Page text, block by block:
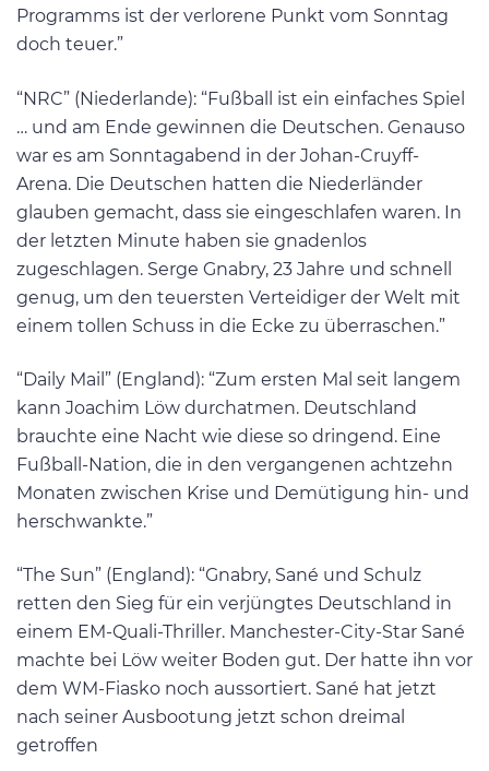
Programms ist der verlorene Punkt vom Sonntag
doch teuer.”
“NRC” (Niederlande): “Fußball ist ein einfaches Spiel
… und am Ende gewinnen die Deutschen. Genauso
war es am Sonntagabend in der Johan-Cruyff-
Arena. Die Deutschen hatten die Niederländer
glauben gemacht, dass sie eingeschlafen waren. In
der letzten Minute haben sie gnadenlos
zugeschlagen. Serge Gnabry, 23 Jahre und schnell
genug, um den teuersten Verteidiger der Welt mit
einem tollen Schuss in die Ecke zu überraschen.”
“Daily Mail” (England): “Zum ersten Mal seit langem
kann Joachim Löw durchatmen. Deutschland
brauchte eine Nacht wie diese so dringend. Eine
Fußball-Nation, die in den vergangenen achtzehn
Monaten zwischen Krise und Demütigung hin- und
herschwankte.”
“The Sun” (England): “Gnabry, Sané und Schulz
retten den Sieg für ein verjüngtes Deutschland in
einem EM-Quali-Thriller. Manchester-City-Star Sané
machte bei Löw weiter Boden gut. Der hatte ihn vor
dem WM-Fiasko noch aussortiert. Sané hat jetzt
nach seiner Ausbootung jetzt schon dreimal
getroffen